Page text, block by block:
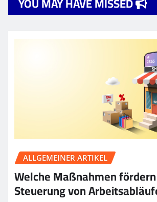
ALLGEMEINER ARTIKEL
Welche Maßnahmen
Steuerung von